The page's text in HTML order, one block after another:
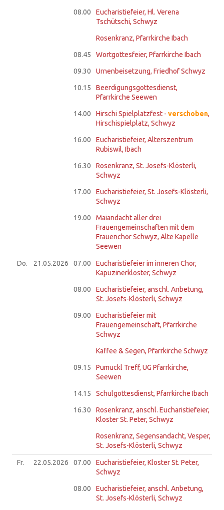
08.00
Eucharistiefeier, Hl. Verena
Tschütschi, Schwyz
Rosenkranz, Pfarrkirche Ibach
08.45 Wortgottesfeier, Pfarrkirche Ibach
09.30 Urnenbeisetzung, Friedhof Schwyz
10.15
Beerdigungsgottesdienst,
Pfarrkirche Seewen
14.00 Hirschi Spielplatzfest - verschoben,
Hirschispielplatz, Schwyz
16.00
Eucharistiefeier, Alterszentrum
Rubiswil, Ibach
16.30
Rosenkranz, St. Josefs-Klösterli,
Schwyz
17.00
Eucharistiefeier, St. Josefs-Klösterli,
Schwyz
19.00
Maiandacht aller drei
Frauengemeinschaften mit dem
Frauenchor Schwyz, Alte Kapelle
Seewen
Do. 21.05.2026 07.00
Eucharistiefeier im inneren Chor,
Kapuzinerkloster, Schwyz
08.00
Eucharistiefeier, anschl. Anbetung,
St. Josefs-Klösterli, Schwyz
09.00
Eucharistiefeier mit
Frauengemeinschaft, Pfarrkirche
Schwyz
Kaffee & Segen, Pfarrkirche Schwyz
09.15
Pumuckl Treff, UG Pfarrkirche,
Seewen
14.15 Schulgottesdienst, Pfarrkirche Ibach
16.30
Rosenkranz, anschl. Eucharistiefeier,
Kloster St. Peter, Schwyz
Rosenkranz, Segensandacht, Vesper,
St. Josefs-Klösterli, Schwyz
Fr. 22.05.2026 07.00
Eucharistiefeier, Kloster St. Peter,
Schwyz
08.00
Eucharistiefeier, anschl. Anbetung,
St. Josefs-Klösterli, Schwyz